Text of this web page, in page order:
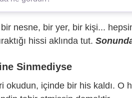
nesne, bir yer, bir kişi...
hissi aklında tut.
Sinmediyse
okudun, içinde bir his kaldı. O